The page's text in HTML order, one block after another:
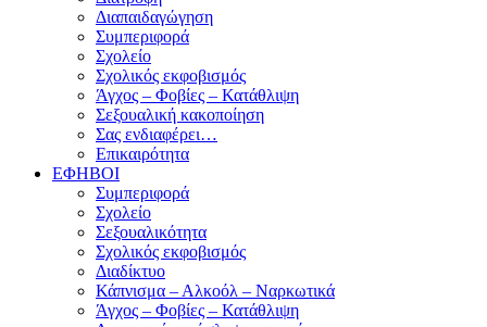
Διαπαιδαγώγηση
Συμπεριφορά
Σχολείο
Σχολικός εκφοβισμός
Άγχος – Φοβίες – Κατάθλιψη
Σεξουαλική κακοποίηση
Σας ενδιαφέρει…
Επικαιρότητα
ΕΦΗΒΟΙ
Συμπεριφορά
Σχολείο
Σεξουαλικότητα
Σχολικός εκφοβισμός
Διαδίκτυο
Κάπνισμα – Αλκοόλ – Ναρκωτικά
Άγχος – Φοβίες – Κατάθλιψη